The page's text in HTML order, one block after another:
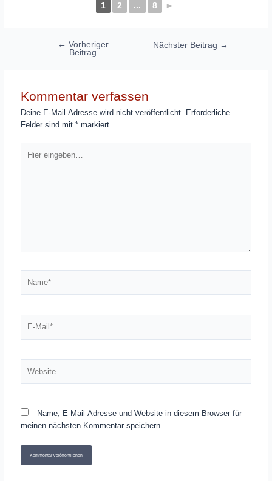
1 2 ... 8 ►
Beitragsnavigation
← Vorheriger
Beitrag
Nächster Beitrag →
Kommentar verfassen
Deine E-Mail-Adresse wird nicht veröffentlicht.
Erforderliche
Felder sind mit* markiert
eingeben…
Mail*
Name, E-Mail-Adresse und Website in diesem Browser für
meinen nächsten Kommentar speichern.